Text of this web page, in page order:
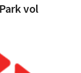
vol